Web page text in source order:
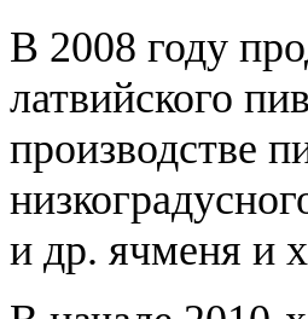
В 2008 году
латвийского
производстве
и др. ячменя и